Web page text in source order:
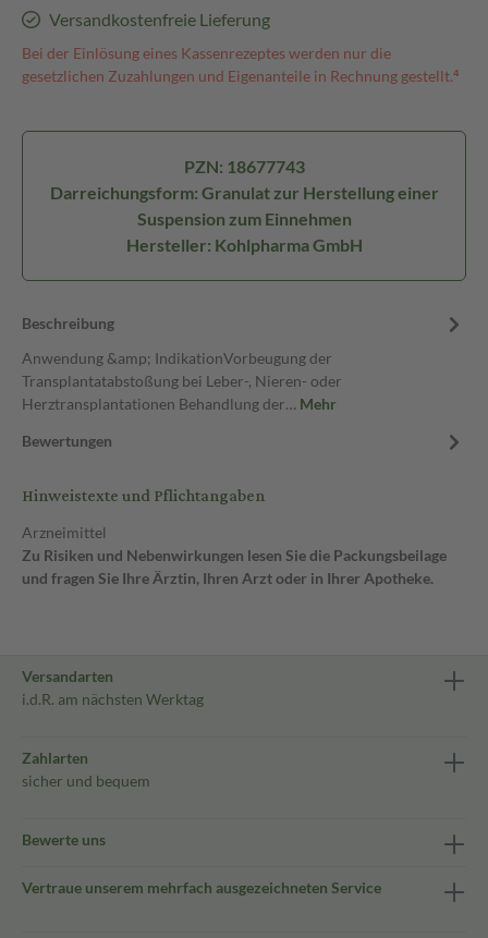
Versandkostenfreie Lieferung
Bei der Einlösung eines Kassenrezeptes werden nur die
gesetzlichen Zuzahlungen und Eigenanteile in Rechnung gestellt.⁴
PZN: 18677743
Darreichungsform: Granulat zur Herstellung einer
Suspension zum Einnehmen
Hersteller: Kohlpharma GmbH
Beschreibung
Anwendung &amp; IndikationVorbeugung der
Transplantatabstoßung bei Leber-, Nieren- oder
Herztransplantationen Behandlung der… Mehr
Bewertungen
Hinweistexte und Pflichtangaben
Arzneimittel
Zu Risiken und Nebenwirkungen lesen Sie die Packungsbeilage
und fragen Sie Ihre Ärztin, Ihren Arzt oder in Ihrer Apotheke.
Versandarten
i.d.R. am nächsten Werktag
Zahlarten
sicher und bequem
Bewerte uns
Vertraue unserem mehrfach ausgezeichneten Service